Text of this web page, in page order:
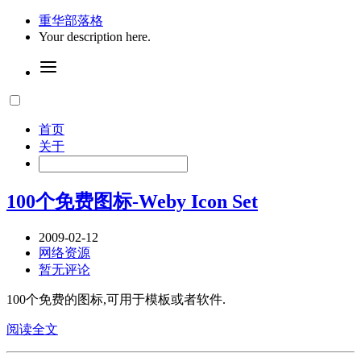
重华部落格
Your description here.
首页
关于
100个免费图标-Weby Icon Set
2009-02-12
网络资源
暂无评论
100个免费的图标,可用于模板或者软件.
阅读全文